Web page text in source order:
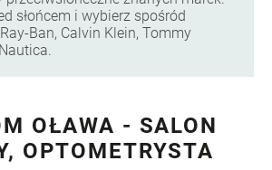
słońcem i wybierz spośród
Ban, Calvin Klein, Tommy
OŁAWA - SALON
OPTOMETRYSTA